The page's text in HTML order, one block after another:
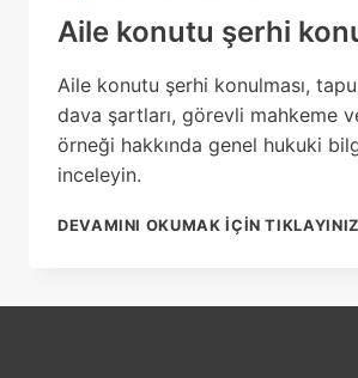
Aile konutu şerhi
Aile konutu şerhi konulması,
dava şartları, görevli mahkeme
örneği hakkında genel hukuki
inceleyin.
DEVAMINI OKUMAK IÇIN TIKLAYINIZ